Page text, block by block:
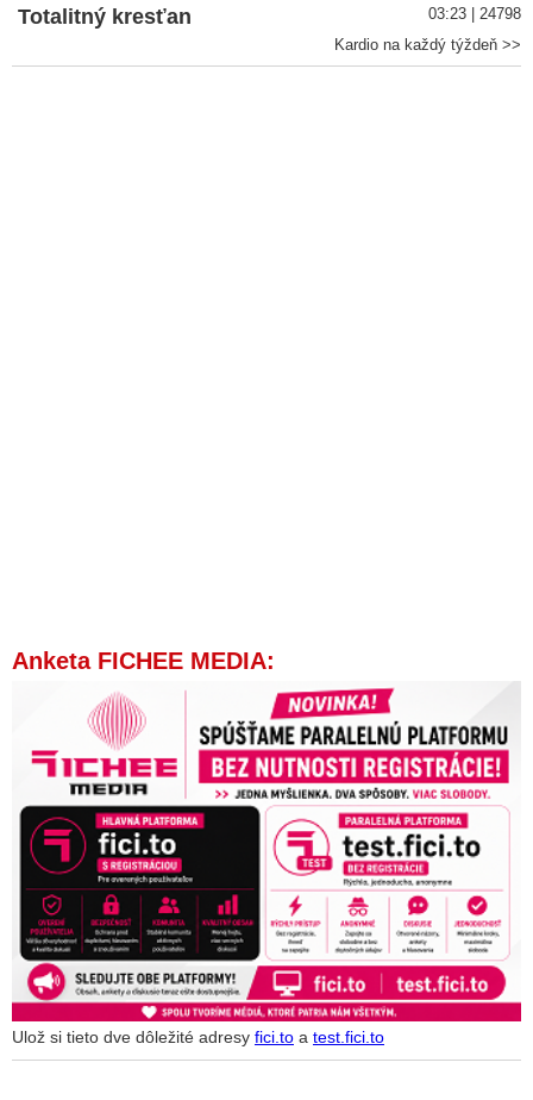
Totalitný kresťan
03:23 | 24798
Kardio na každý týždeň >>
Anketa FICHEE MEDIA:
Ulož si tieto dve dôležité adresy fici.to a test.fici.to